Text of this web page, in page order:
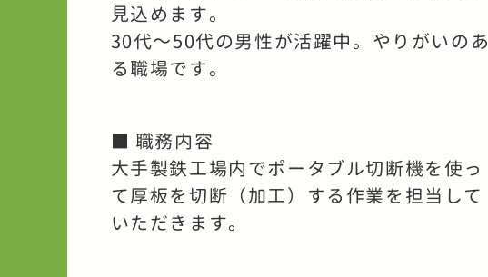
見込めます。
30代～50代の男性が活躍中。やりがいのあ
る職場です。
■ 職務内容
大手製鉄工場内でポータブル切断機を使っ
て厚板を切断（加工）する作業を担当して
いただきます。